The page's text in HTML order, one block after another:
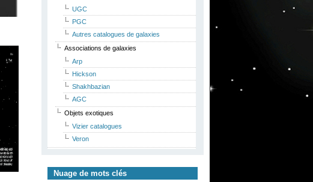
UGC
PGC
Autres catalogues de galaxies
Associations de galaxies
Arp
Hickson
Shakhbazian
AGC
Objets exotiques
Vizier catalogues
Veron
Nuage de mots clés